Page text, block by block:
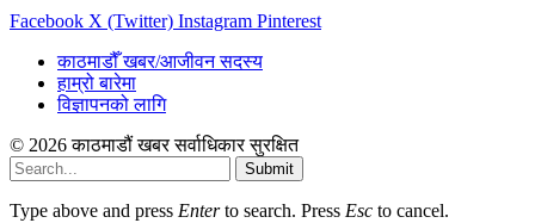
Facebook X (Twitter) Instagram Pinterest
काठमाडौँ खबर/आजीवन सदस्य
हाम्रो बारेमा
विज्ञापनको लागि
© 2026 काठमाडौं खबर सर्वाधिकार सुरक्षित
Submit
Type above and press Enterto search. Press Esc to cancel.